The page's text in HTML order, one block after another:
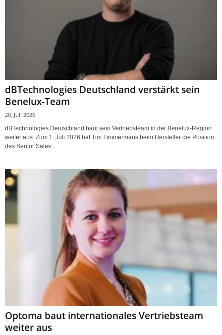
dBTechnologies Deutschland verstärkt sein
Benelux-Team
20. Juli 2026
dBTechnologies Deutschland baut sein Vertriebsteam in der Benelux-Region
weiter aus. Zum 1. Juli 2026 hat Tim Timmermans beim Hersteller die Position
des Senior Sales...
Optoma baut internationales Vertriebsteam
weiter aus